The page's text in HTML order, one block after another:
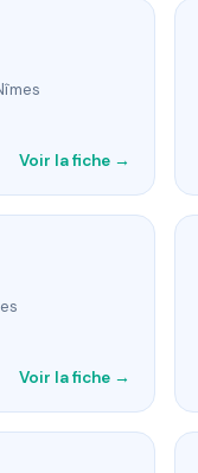
Voir la fiche →
Voir la fiche →